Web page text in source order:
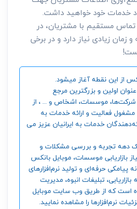
خدمات خود خواهید داشت.
مستقیم با مشتریان، در
زمان زیادی نیاز دارد و در برخی
از این نقطه آغاز میشود.
اولین و بزرگترین مرجع
موسسات، اشخاص و ... ، از
تاکنون مشغول فعالیت و ارائه خدمات به
خدمات به ایرانیان عزیز می
دهه تجربه و بررسی مشکلات و
بازاریابی موسسات، موبایل بانکس
پیامکی حرفه‌ای و تولید نرم‌افزارهای
تبلیغات انبوه، مدیریت
است که از طریق وب سایت موبایل
نرم‌افزارها را مشاهده نمایید.